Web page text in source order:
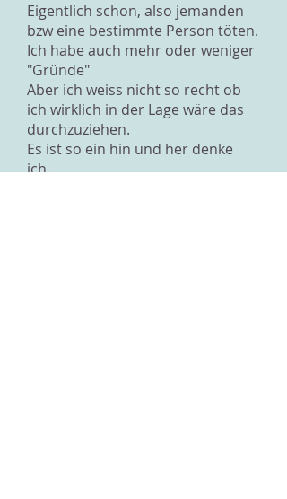
Eigentlich schon, also jemanden
bzw eine bestimmte Person töten.
Ich habe auch mehr oder weniger
"Gründe"
Aber ich weiss nicht so recht ob
ich wirklich in der Lage wäre das
durchzuziehen.
Es ist so ein hin und her denke
ich..